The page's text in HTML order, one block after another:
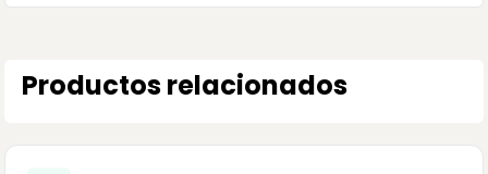
Productos relacionados